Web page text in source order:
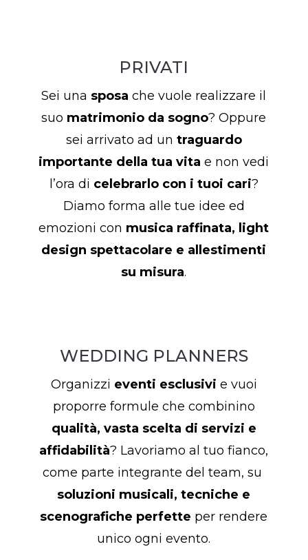
PRIVATI
Sei una sposa che vuole realizzare il
suo matrimonio da sogno? Oppure
sei arrivato ad un traguardo
importante della tua vita e non vedi
l’ora di celebrarlo con i tuoi cari?
Diamo forma alle tue idee ed
emozioni con musica raffinata, light
design spettacolare e allestimenti
su misura.
WEDDING PLANNERS
Organizzi eventi esclusivi e vuoi
proporre formule che combinino
qualità, vasta scelta di servizi e
affidabilità? Lavoriamo al tuo fianco,
come parte integrante del team, su
soluzioni musicali, tecniche e
scenografiche perfette per rendere
unico ogni evento.